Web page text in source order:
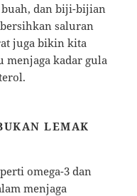
buah, dan biji-bijian
saluran
juga bikin kita
menjaga kadar gula
LEMAK
omega-3 dan
menjaga